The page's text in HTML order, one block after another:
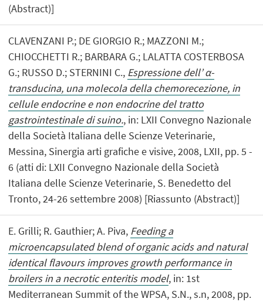
(Abstract)]
CLAVENZANI P.; DE GIORGIO R.; MAZZONI M.;
CHIOCCHETTI R.; BARBARA G.; LALATTA COSTERBOSA
G.; RUSSO D.; STERNINI C., Espressione dell’ α-
transducina, una molecola della chemorecezione, in
cellule endocrine e non endocrine del tratto
gastrointestinale di suino., in: LXII Convegno Nazionale
della Società Italiana delle Scienze Veterinarie,
Messina, Sinergia arti grafiche e visive, 2008, LXII, pp. 5 -
6 (atti di: LXII Convegno Nazionale della Società
Italiana delle Scienze Veterinarie, S. Benedetto del
Tronto, 24-26 settembre 2008) [Riassunto (Abstract)]
E. Grilli; R. Gauthier; A. Piva, Feeding a
microencapsulated blend of organic acids and natural
identical flavours improves growth performance in
broilers in a necrotic enteritis model, in: 1st
Mediterranean Summit of the WPSA, S.N., s.n, 2008, pp.